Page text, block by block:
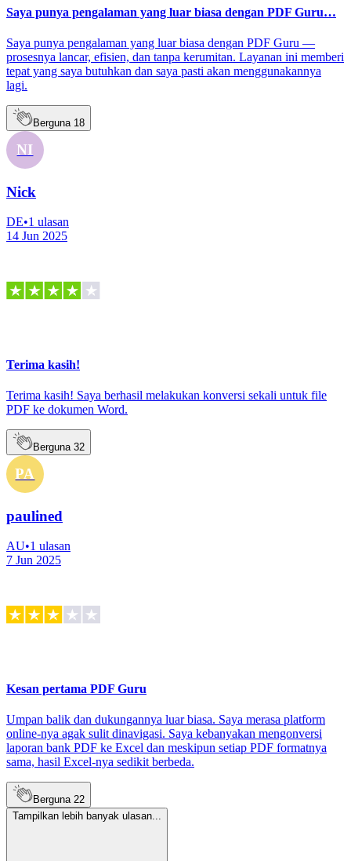
Saya punya pengalaman yang luar biasa dengan PDF Guru…
Saya punya pengalaman yang luar biasa dengan PDF Guru —
prosesnya lancar, efisien, dan tanpa kerumitan. Layanan ini memberi
tepat yang saya butuhkan dan saya pasti akan menggunakannya
lagi.
Berguna 18
NI
Nick
DE•1 ulasan
14 Jun 2025
Terima kasih!
Terima kasih! Saya berhasil melakukan konversi sekali untuk file
PDF ke dokumen Word.
Berguna 32
PA
paulined
AU•1 ulasan
7 Jun 2025
Kesan pertama PDF Guru
Umpan balik dan dukungannya luar biasa. Saya merasa platform
online-nya agak sulit dinavigasi. Saya kebanyakan mengonversi
laporan bank PDF ke Excel dan meskipun setiap PDF formatnya
sama, hasil Excel-nya sedikit berbeda.
Berguna 22
Tampilkan lebih banyak ulasan...